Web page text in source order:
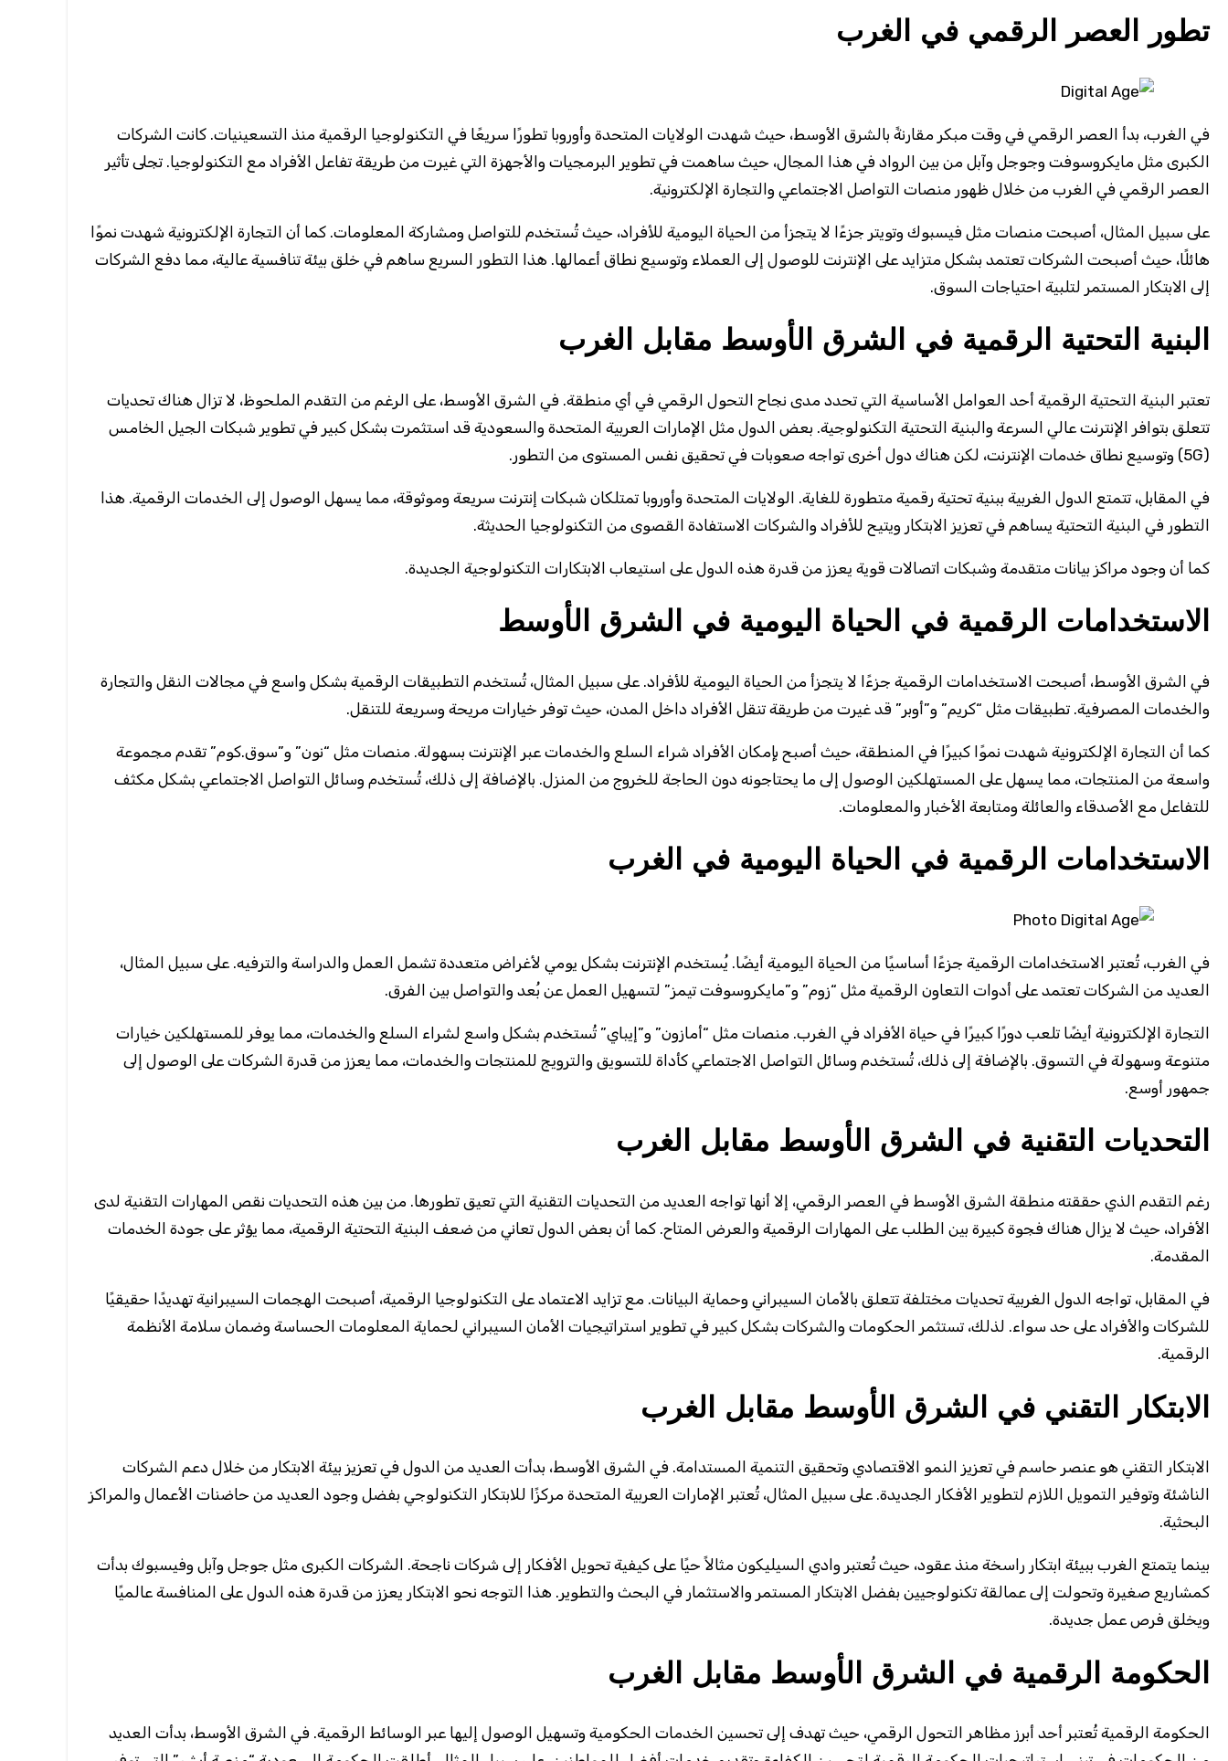
تطور العصر الرقمي في الغرب
في الغرب، بدأ العصر الرقمي في وقت مبكر مقارنةً بالشرق الأوسط، حيث شهدت الولايات المتحدة وأوروبا تطورًا سريعًا في التكنولوجيا الرقمية منذ التسعينيات. كانت الشركات
الكبرى مثل مايكروسوفت وجوجل وآبل من بين الرواد في هذا المجال، حيث ساهمت في تطوير البرمجيات والأجهزة التي غيرت من طريقة تفاعل الأفراد مع التكنولوجيا. تجلى تأثير
العصر الرقمي في الغرب من خلال ظهور منصات التواصل الاجتماعي والتجارة الإلكترونية.
على سبيل المثال، أصبحت منصات مثل فيسبوك وتويتر جزءًا لا يتجزأ من الحياة اليومية للأفراد، حيث تُستخدم للتواصل ومشاركة المعلومات. كما أن التجارة الإلكترونية شهدت نموًا
هائلًا، حيث أصبحت الشركات تعتمد بشكل متزايد على الإنترنت للوصول إلى العملاء وتوسيع نطاق أعمالها. هذا التطور السريع ساهم في خلق بيئة تنافسية عالية، مما دفع الشركات
إلى الابتكار المستمر لتلبية احتياجات السوق.
البنية التحتية الرقمية في الشرق الأوسط مقابل الغرب
تعتبر البنية التحتية الرقمية أحد العوامل الأساسية التي تحدد مدى نجاح التحول الرقمي في أي منطقة. في الشرق الأوسط، على الرغم من التقدم الملحوظ، لا تزال هناك تحديات
تتعلق بتوافر الإنترنت عالي السرعة والبنية التحتية التكنولوجية. بعض الدول مثل الإمارات العربية المتحدة والسعودية قد استثمرت بشكل كبير في تطوير شبكات الجيل الخامس
(5G) وتوسيع نطاق خدمات الإنترنت، لكن هناك دول أخرى تواجه صعوبات في تحقيق نفس المستوى من التطور.
في المقابل، تتمتع الدول الغربية ببنية تحتية رقمية متطورة للغاية. الولايات المتحدة وأوروبا تمتلكان شبكات إنترنت سريعة وموثوقة، مما يسهل الوصول إلى الخدمات الرقمية. هذا
التطور في البنية التحتية يساهم في تعزيز الابتكار ويتيح للأفراد والشركات الاستفادة القصوى من التكنولوجيا الحديثة.
كما أن وجود مراكز بيانات متقدمة وشبكات اتصالات قوية يعزز من قدرة هذه الدول على استيعاب الابتكارات التكنولوجية الجديدة.
الاستخدامات الرقمية في الحياة اليومية في الشرق الأوسط
في الشرق الأوسط، أصبحت الاستخدامات الرقمية جزءًا لا يتجزأ من الحياة اليومية للأفراد. على سبيل المثال، تُستخدم التطبيقات الرقمية بشكل واسع في مجالات النقل والتجارة
والخدمات المصرفية. تطبيقات مثل “كريم” و”أوبر” قد غيرت من طريقة تنقل الأفراد داخل المدن، حيث توفر خيارات مريحة وسريعة للتنقل.
كما أن التجارة الإلكترونية شهدت نموًا كبيرًا في المنطقة، حيث أصبح بإمكان الأفراد شراء السلع والخدمات عبر الإنترنت بسهولة. منصات مثل “نون” و”سوق.كوم” تقدم مجموعة
واسعة من المنتجات، مما يسهل على المستهلكين الوصول إلى ما يحتاجونه دون الحاجة للخروج من المنزل. بالإضافة إلى ذلك، تُستخدم وسائل التواصل الاجتماعي بشكل مكثف
للتفاعل مع الأصدقاء والعائلة ومتابعة الأخبار والمعلومات.
الاستخدامات الرقمية في الحياة اليومية في الغرب
في الغرب، تُعتبر الاستخدامات الرقمية جزءًا أساسيًا من الحياة اليومية أيضًا. يُستخدم الإنترنت بشكل يومي لأغراض متعددة تشمل العمل والدراسة والترفيه. على سبيل المثال،
العديد من الشركات تعتمد على أدوات التعاون الرقمية مثل “زوم” و”مايكروسوفت تيمز” لتسهيل العمل عن بُعد والتواصل بين الفرق.
التجارة الإلكترونية أيضًا تلعب دورًا كبيرًا في حياة الأفراد في الغرب. منصات مثل “أمازون” و”إيباي” تُستخدم بشكل واسع لشراء السلع والخدمات، مما يوفر للمستهلكين خيارات
متنوعة وسهولة في التسوق. بالإضافة إلى ذلك، تُستخدم وسائل التواصل الاجتماعي كأداة للتسويق والترويج للمنتجات والخدمات، مما يعزز من قدرة الشركات على الوصول إلى
جمهور أوسع.
التحديات التقنية في الشرق الأوسط مقابل الغرب
رغم التقدم الذي حققته منطقة الشرق الأوسط في العصر الرقمي، إلا أنها تواجه العديد من التحديات التقنية التي تعيق تطورها. من بين هذه التحديات نقص المهارات التقنية لدى
الأفراد، حيث لا يزال هناك فجوة كبيرة بين الطلب على المهارات الرقمية والعرض المتاح. كما أن بعض الدول تعاني من ضعف البنية التحتية الرقمية، مما يؤثر على جودة الخدمات
المقدمة.
في المقابل، تواجه الدول الغربية تحديات مختلفة تتعلق بالأمان السيبراني وحماية البيانات. مع تزايد الاعتماد على التكنولوجيا الرقمية، أصبحت الهجمات السيبرانية تهديدًا حقيقيًا
للشركات والأفراد على حد سواء. لذلك، تستثمر الحكومات والشركات بشكل كبير في تطوير استراتيجيات الأمان السيبراني لحماية المعلومات الحساسة وضمان سلامة الأنظمة
الرقمية.
الابتكار التقني في الشرق الأوسط مقابل الغرب
الابتكار التقني هو عنصر حاسم في تعزيز النمو الاقتصادي وتحقيق التنمية المستدامة. في الشرق الأوسط، بدأت العديد من الدول في تعزيز بيئة الابتكار من خلال دعم الشركات
الناشئة وتوفير التمويل اللازم لتطوير الأفكار الجديدة. على سبيل المثال، تُعتبر الإمارات العربية المتحدة مركزًا للابتكار التكنولوجي بفضل وجود العديد من حاضنات الأعمال والمراكز
البحثية.
بينما يتمتع الغرب ببيئة ابتكار راسخة منذ عقود، حيث تُعتبر وادي السيليكون مثالاً حيًا على كيفية تحويل الأفكار إلى شركات ناجحة. الشركات الكبرى مثل جوجل وآبل وفيسبوك بدأت
كمشاريع صغيرة وتحولت إلى عمالقة تكنولوجيين بفضل الابتكار المستمر والاستثمار في البحث والتطوير. هذا التوجه نحو الابتكار يعزز من قدرة هذه الدول على المنافسة عالميًا
ويخلق فرص عمل جديدة.
الحكومة الرقمية في الشرق الأوسط مقابل الغرب
الحكومة الرقمية تُعتبر أحد أبرز مظاهر التحول الرقمي، حيث تهدف إلى تحسين الخدمات الحكومية وتسهيل الوصول إليها عبر الوسائط الرقمية. في الشرق الأوسط، بدأت العديد